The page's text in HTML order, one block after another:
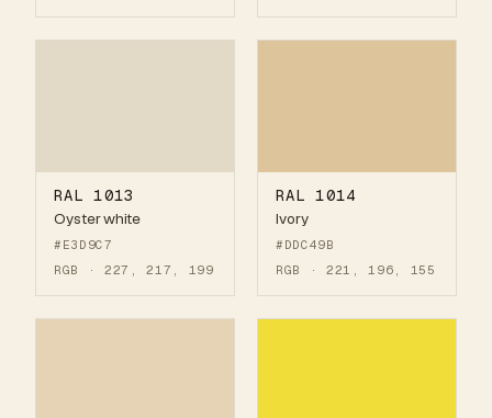
RAL 1013
Oyster white
#E3D9C7
RGB · 227, 217, 199
RAL 1014
Ivory
#DDC49B
RGB · 221, 196, 155